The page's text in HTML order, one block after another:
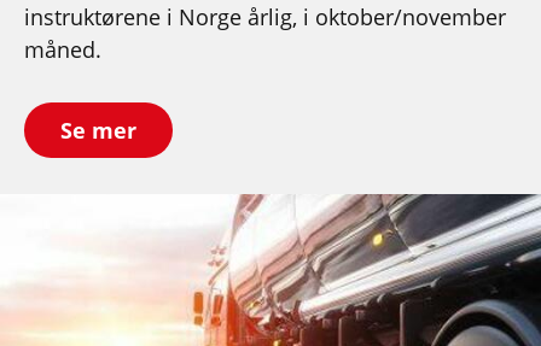
instruktørene i Norge årlig, i oktober/november
måned.
Se mer